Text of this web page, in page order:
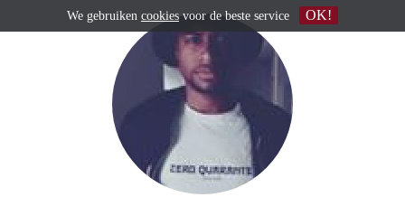
We gebruiken cookies voor de beste service OK!